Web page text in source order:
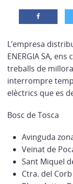
L’empresa
ENERGIA SA,
treballs de
interrompre
elèctrics que es
Bosc de Tosca
Avinguda
Veïnat de
Sant Miquel
Ctra. del Corb